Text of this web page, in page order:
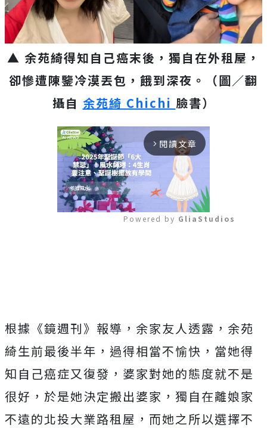
▲ 余苑綺得知自己癌末後，獨自在外租屋，
卻慘遭陳鑒冷漠丟包，餓到深夜。（圖／翻
攝自 余苑綺 Chichi 臉書）
arrow_forward_ios 閱讀文章
Powered by GliaStudios
根據《鏡週刊》報導，余家友人透露，余苑
綺生前最後半年，過得相當不愉快，當她得
知自己癌症又復發，婆家對她的態度就不是
很好，於是她決定搬出婆家，獨自在離娘家
不遠的北投大業路租屋，而她之所以選擇不